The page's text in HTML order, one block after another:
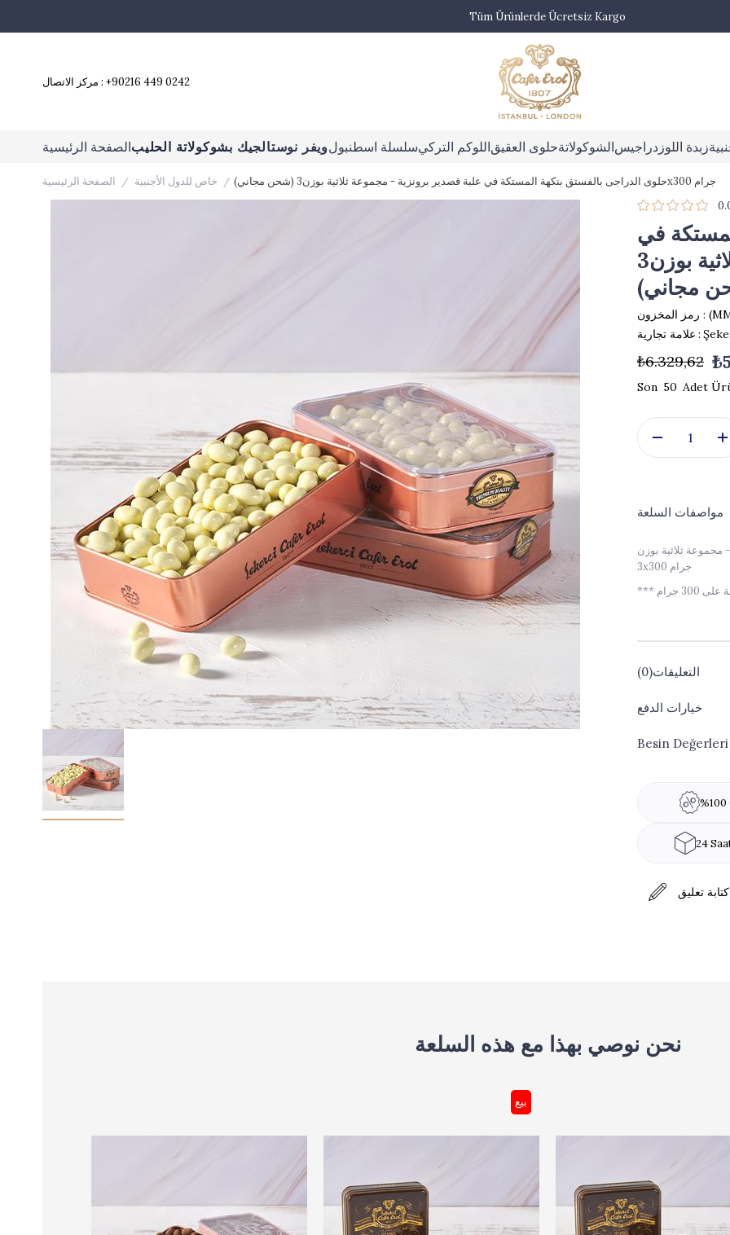
Tüm Ürünlerde Ücretsiz Kargo
مركز الاتصال : +90216 449 0242
الصفحة الرئيسيةويفر نوستالجيك بشوكولاتة الحليبسلسلة اسطنبولاللوكم التركيحلوى العقيقالشوكولاتةدراجيس زبدة اللوز
الصفحة الرئيسية خاص للدول الأجنبية
حلوى الدراجى بالفستق بنكهة المستكة في علبة قصدير برونزية - مجموعة ثلاثية بوزن3 (شحن مجاني)x300 جرام
في
علبة قصدير برونزية - مجموعة ثلاثية بوزن3
رمز المخزون
علامة تجارية :
₺6.329,62
50
مواصفات السلعة
مجموعة ثلاثية بوزن
3x300 جرام
التعليقات(0)
خيارات الدفع
Besin Değerleri
24
كتابة تعليق
نحن نوصي بهذا مع هذه السلعة
بيع